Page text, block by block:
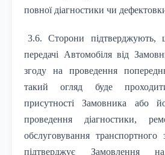
повної діагностики чи
3.6. Сторони
передачі Автомобіля від
згоду на проведення
такий огляд буде
присутності Замовника або
проведення діагностики,
обслуговування транспортного
підтверджує Замовлення